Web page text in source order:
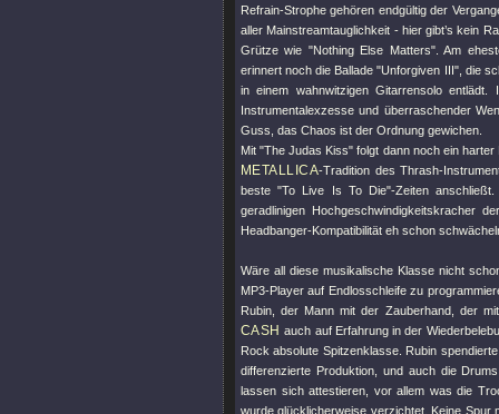
Refrain-Strophe gehören endgültig der
aller Mainstreamtauglichkeit - hier gibt’s kein
Grütze wie "Nothing Else Matters". Am
erinnert noch die Ballade"Unforgiven III", die
in einem wahnwitzigen Gitarrensolo
Instrumentalexzesse und überraschender
Guss, das Chaos ist der Ordnung gewichen.
Mit"The Judas Kiss" folgt dann noch ein
METALLICA-Tradition des Thrash-
beste"To Live Is To Die"-Zeiten
geradlinigen Hochgeschwindigkeitskracher
Headbanger-Kompatibilität eh schon
Wäre all diese musikalische Klasse nicht
MP3-Player auf Endlosschleife zu
Rubin, der Mann mit der Zauberhand, der
CASH auch auf Erfahrung in der
Rock absolute Spitzenklasse. Rubin
differenzierte Produktion, und auch die
lassen sich attestieren, vor allem was die
wurde glücklicherweise verzichtet. Keine